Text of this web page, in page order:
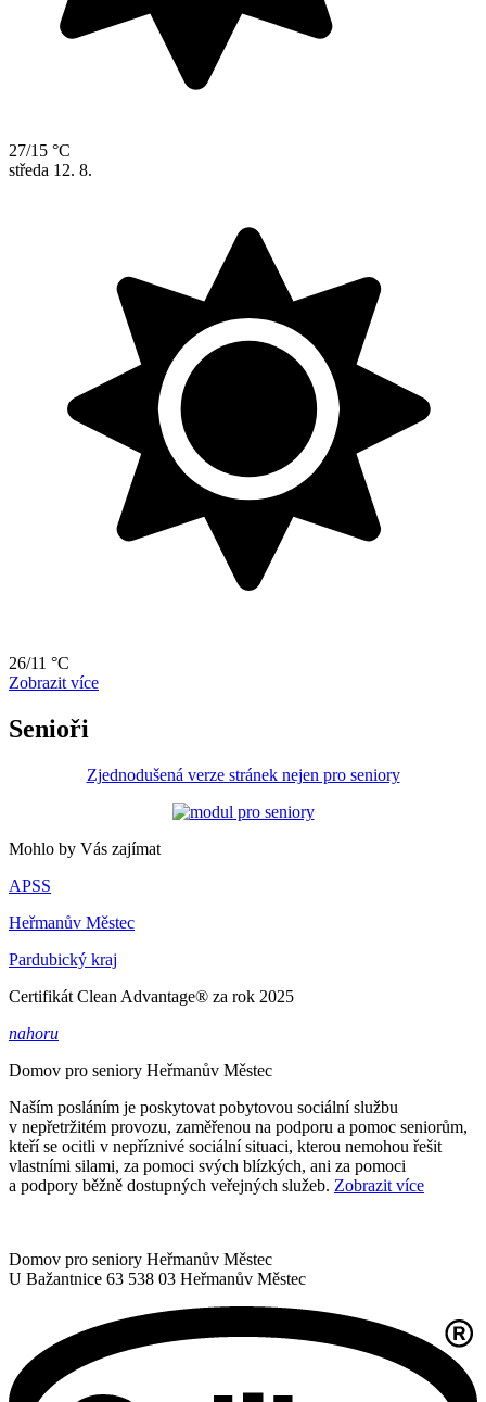
27/15 °C
středa 12. 8.
26/11 °C
Zobrazit více
Senioři
Zjednodušená verze stránek nejen pro seniory
Mohlo by Vás zajímat
APSS
Heřmanův Městec
Pardubický kraj
Certifikát Clean Advantage® za rok 2025
nahoru
Domov pro seniory Heřmanův Městec
Naším posláním je poskytovat pobytovou sociální službu
v nepřetržitém provozu, zaměřenou na podporu a pomoc seniorům,
kteří se ocitli v nepříznivé sociální situaci, kterou nemohou řešit
vlastními silami, za pomoci svých blízkých, ani za pomoci
a podpory běžně dostupných veřejných služeb. Zobrazit více
Domov pro seniory Heřmanův Městec
U Bažantnice 63 538 03 Heřmanův Městec